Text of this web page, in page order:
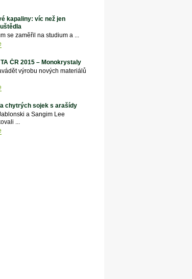
kapaliny: víc než jen
se zaměřil na studium a ...
ČR 2015 – Monokrystaly
výrobu nových materiálů
chytrých sojek s arašídy
a Sangim Lee
...